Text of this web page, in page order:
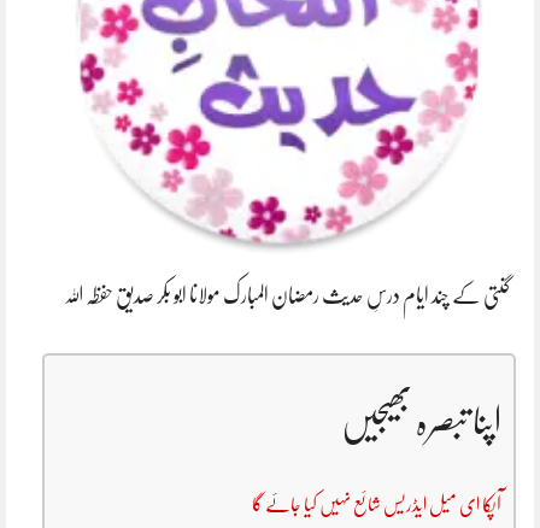
گنتی کے چند ایام درسِ حدیث رمضان المبارک مولانا ابو بکر صدیق حفظہ اللہ
اپنا تبصرہ بھیجیں
آپکا ای میل ایڈریس شائع نہیں کیا جائے گا